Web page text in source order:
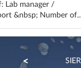
Lab manager /
&nbsp; Number
PREVIOUS